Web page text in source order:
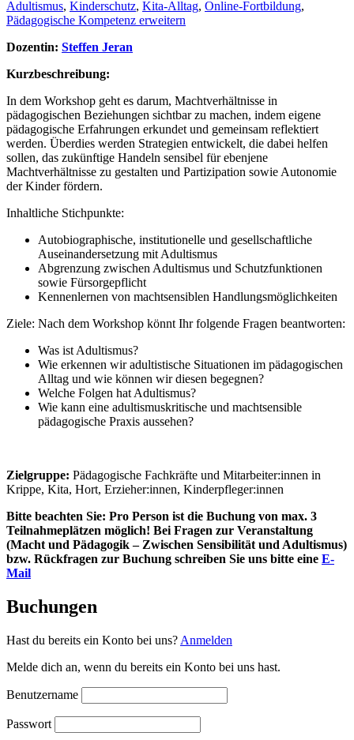
Adultismus, Kinderschutz, Kita-Alltag, Online-Fortbildung,
Pädagogische Kompetenz erweitern
Dozentin: Steffen Jeran
Kurzbeschreibung:
In dem Workshop geht es darum, Machtverhältnisse in
pädagogischen Beziehungen sichtbar zu machen, indem eigene
pädagogische Erfahrungen erkundet und gemeinsam reflektiert
werden. Überdies werden Strategien entwickelt, die dabei helfen
sollen, das zukünftige Handeln sensibel für ebenjene
Machtverhältnisse zu gestalten und Partizipation sowie Autonomie
der Kinder fördern.
Inhaltliche Stichpunkte:
Autobiographische, institutionelle und gesellschaftliche
Auseinandersetzung mit Adultismus
Abgrenzung zwischen Adultismus und Schutzfunktionen
sowie Fürsorgepflicht
Kennenlernen von machtsensiblen Handlungsmöglichkeiten
Ziele: Nach dem Workshop könnt Ihr folgende Fragen beantworten:
Was ist Adultismus?
Wie erkennen wir adultistische Situationen im pädagogischen
Alltag und wie können wir diesen begegnen?
Welche Folgen hat Adultismus?
Wie kann eine adultismuskritische und machtsensible
pädagogische Praxis aussehen?
Zielgruppe: Pädagogische Fachkräfte und Mitarbeiter:innen in
Krippe, Kita, Hort, Erzieher:innen, Kinderpfleger:innen
Bitte beachten Sie: Pro Person ist die Buchung von max. 3
Teilnahmeplätzen möglich! Bei Fragen zur Veranstaltung
(Macht und Pädagogik – Zwischen Sensibilität und Adultismus)
bzw. Rückfragen zur Buchung schreiben Sie uns bitte eine E-
Mail
Buchungen
Hast du bereits ein Konto bei uns? Anmelden
Melde dich an, wenn du bereits ein Konto bei uns hast.
Benutzername
Passwort